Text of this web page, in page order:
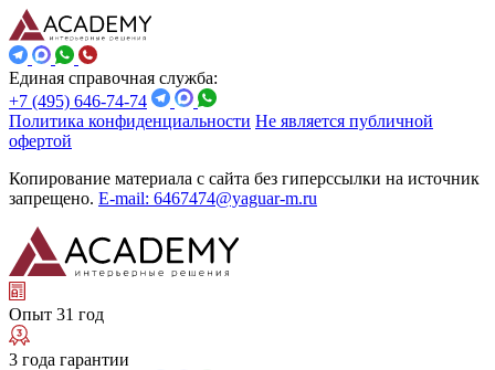
Единая справочная служба:
+7 (495) 646-74-74
Политика конфиденциальности Не является публичной
офертой
Копирование материала с сайта без гиперссылки на источник
запрещено. E-mail: 6467474@yaguar-m.ru
Опыт 31 год
3 года гарантии